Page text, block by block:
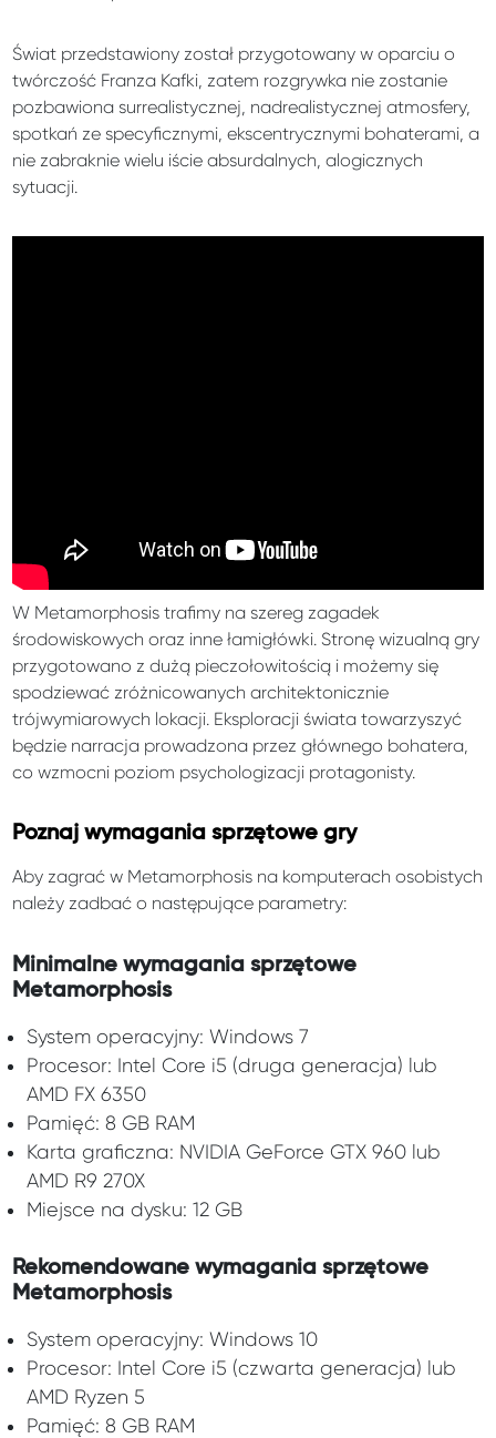
Świat przedstawiony został przygotowany w oparciu o
twórczość Franza Kafki, zatem rozgrywka nie zostanie
pozbawiona surrealistycznej, nadrealistycznej atmosfery,
spotkań ze specyficznymi, ekscentrycznymi bohaterami, a
nie zabraknie wielu iście absurdalnych, alogicznych
sytuacji.
W Metamorphosis trafimy na szereg zagadek
środowiskowych oraz inne łamigłówki. Stronę wizualną gry
przygotowano z dużą pieczołowitością i możemy się
spodziewać zróżnicowanych architektonicznie
trójwymiarowych lokacji. Eksploracji świata towarzyszyć
będzie narracja prowadzona przez głównego bohatera,
co wzmocni poziom psychologizacji protagonisty.
Poznaj wymagania sprzętowe gry
Aby zagrać w Metamorphosis na komputerach osobistych
należy zadbać o następujące parametry:
Minimalne wymagania sprzętowe
Metamorphosis
System operacyjny: Windows 7
Procesor: Intel Core i5 (druga generacja) lub
AMD FX 6350
Pamięć: 8 GB RAM
Karta graficzna: NVIDIA GeForce GTX 960 lub
AMD R9 270X
Miejsce na dysku: 12 GB
Rekomendowane wymagania sprzętowe
Metamorphosis
System operacyjny: Windows 10
Procesor: Intel Core i5 (czwarta generacja) lub
AMD Ryzen 5
Pamięć: 8 GB RAM